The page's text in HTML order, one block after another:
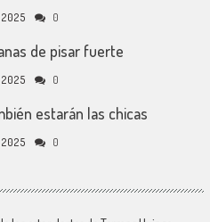
0
de pisar fuerte
0
estarán las chicas
0